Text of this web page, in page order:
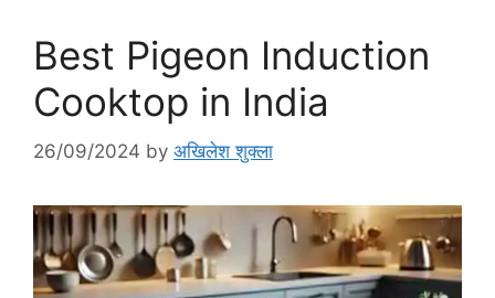
Best Pigeon Induction
Cooktop in India
26/09/2024 by अखिलेश शुक्ला